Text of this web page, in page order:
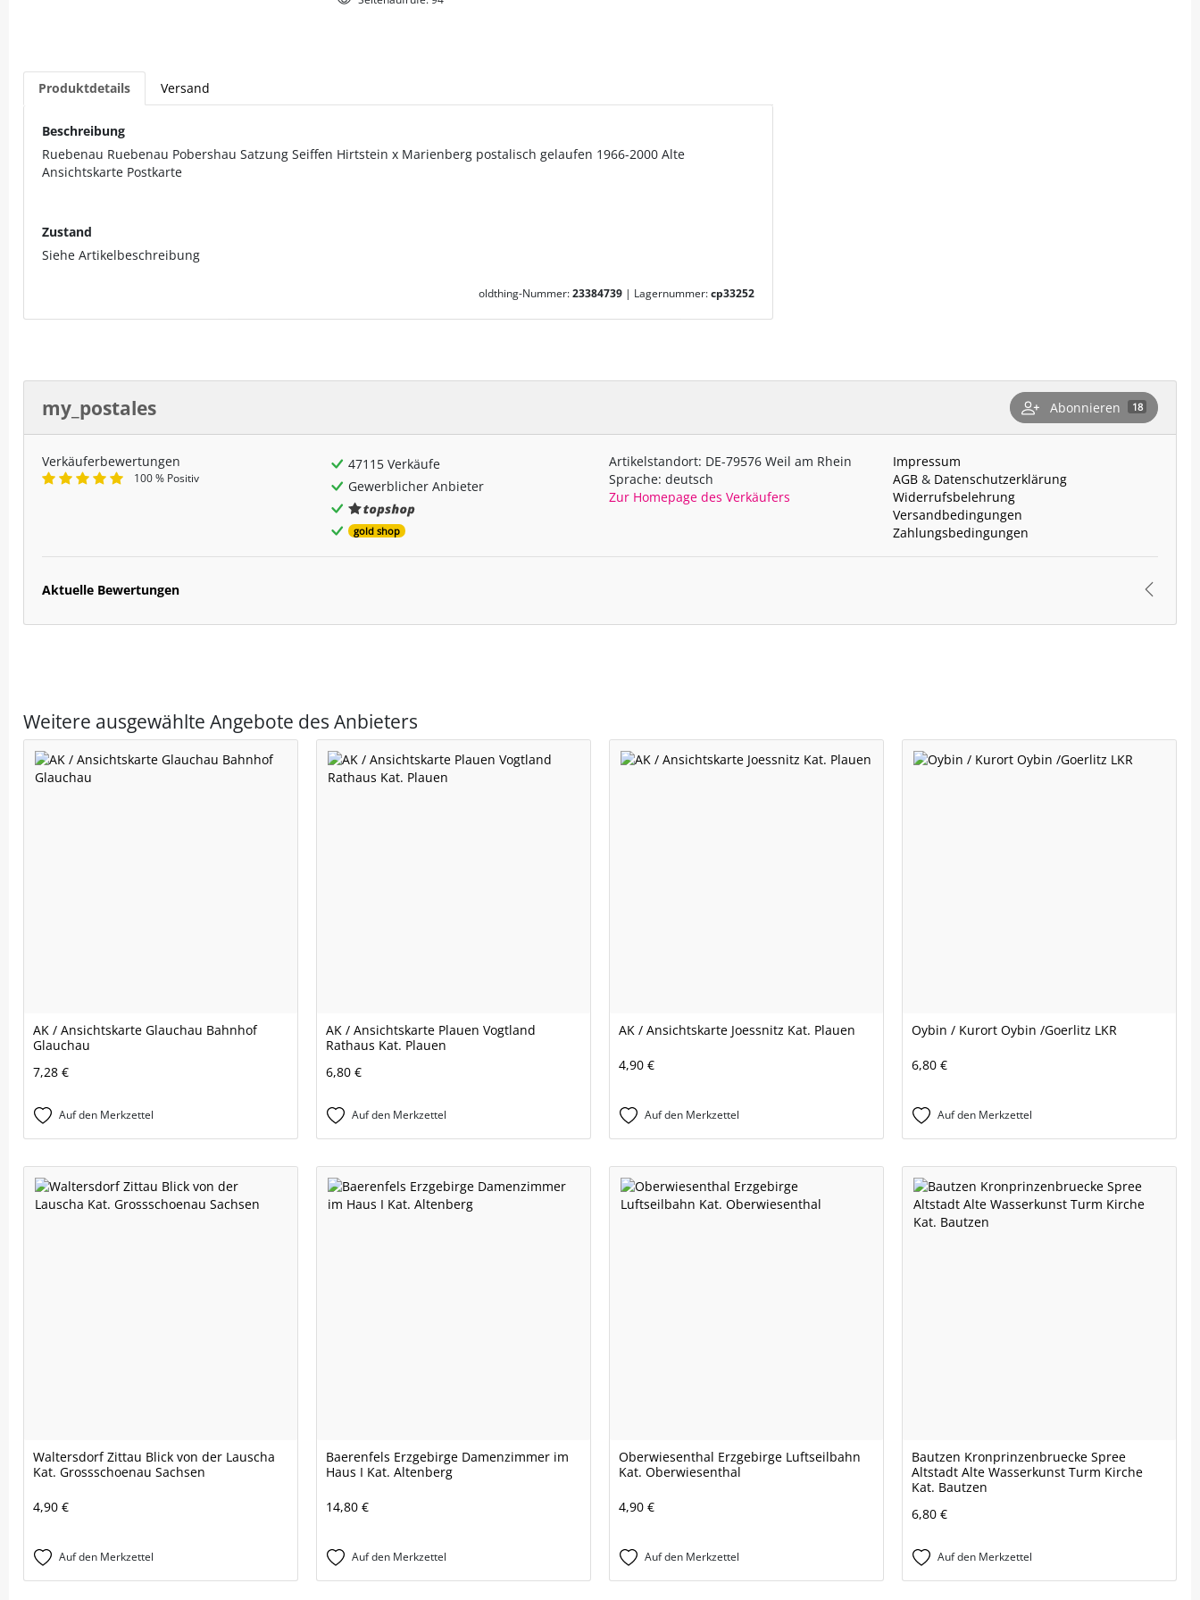
Produktdetails Versand
Beschreibung
Ruebenau Ruebenau Pobershau Satzung Seiffen Hirtstein x Marienberg postalisch gelaufen 1966-2000 Alte
Ansichtskarte Postkarte
Zustand
Siehe Artikelbeschreibung
oldthing-Nummer:23384739 | Lagernummer:cp33252
my_postales Abonnieren 18
Verkäuferbewertungen
100 % Positiv
47115 Verkäufe
Gewerblicher Anbieter
gold shop
Artikelstandort: DE-79576 Weil am Rhein
Sprache: deutsch
Zur Homepage des Verkäufers
Impressum
AGB& Datenschutzerklärung
Widerrufsbelehrung
Versandbedingungen
Zahlungsbedingungen
Aktuelle Bewertungen
Weitere ausgewählte Angebote des Anbieters
AK / Ansichtskarte Glauchau Bahnhof
Glauchau
7,28 €
Auf den Merkzettel
AK / Ansichtskarte Plauen Vogtland
Rathaus Kat. Plauen
6,80 €
Auf den Merkzettel
AK / Ansichtskarte Joessnitz Kat. Plauen
4,90 €
Auf den Merkzettel
Oybin / Kurort Oybin /Goerlitz LKR
6,80 €
Auf den Merkzettel
Waltersdorf Zittau Blick von der Lauscha
Kat. Grossschoenau Sachsen
4,90 €
Auf den Merkzettel
Baerenfels Erzgebirge Damenzimmer im
Haus I Kat. Altenberg
14,80 €
Auf den Merkzettel
Oberwiesenthal Erzgebirge Luftseilbahn
Kat. Oberwiesenthal
4,90 €
Auf den Merkzettel
Bautzen Kronprinzenbruecke Spree
Altstadt Alte Wasserkunst Turm Kirche
Kat. Bautzen
6,80 €
Auf den Merkzettel